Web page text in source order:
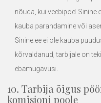
nõuda, kui veebipoel
kauba parandamine või
Sinine.ee ei ole kauba
kõrvaldanud, tarbijale on
ebamugavusi.
10. Tarbija õigus
komisjoni poole